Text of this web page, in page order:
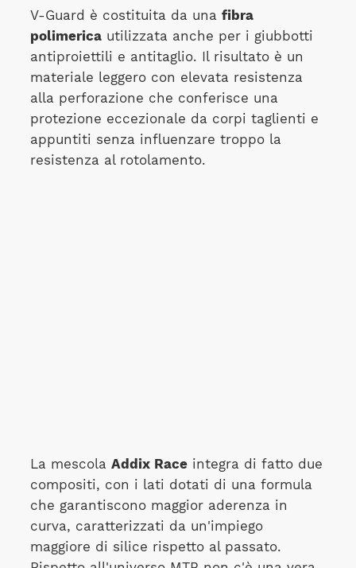
V-Guard è costituita da una fibra
polimericautilizzata anche per i giubbotti
antiproiettili e antitaglio. Il risultato è un
materiale leggero con elevata resistenza
alla perforazione che conferisce una
protezione eccezionale da corpi taglienti e
appuntiti senza influenzare troppo la
resistenza al rotolamento.
La mescola Addix Raceintegra di fatto due
compositi, con i lati dotati di una formula
che garantiscono maggior aderenza in
curva, caratterizzati da un'impiego
maggiore di silice rispetto al passato.